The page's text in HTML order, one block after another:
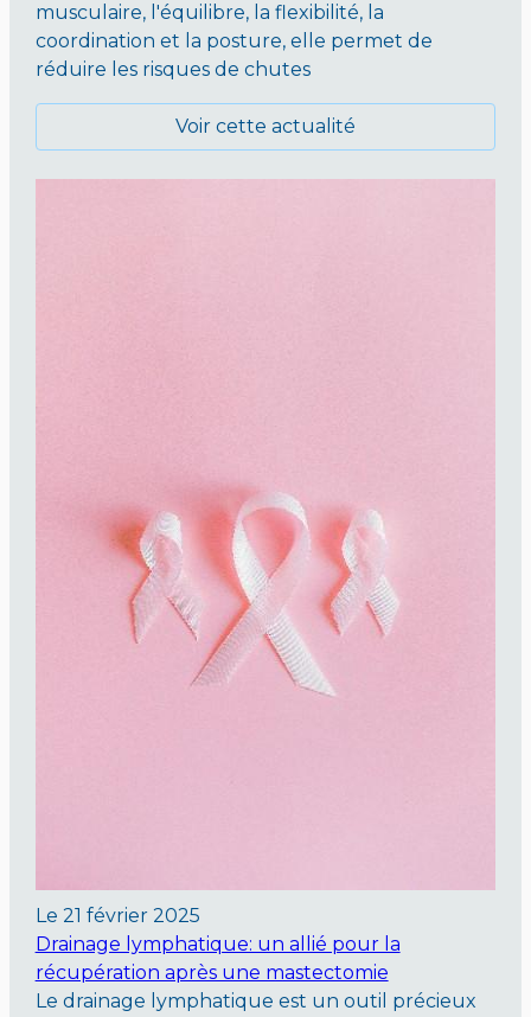
musculaire, l'équilibre, la flexibilité, la
coordination et la posture, elle permet de
réduire les risques de chutes
Voir cette actualité
Le 21 février 2025
Drainage lymphatique: un allié pour la
récupération après une mastectomie
Le drainage lymphatique est un outil précieux